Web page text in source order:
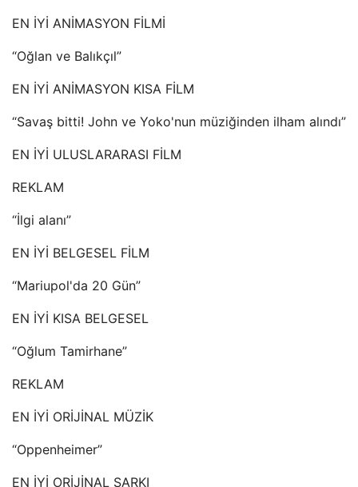
EN İYİ ANİMASYON FİLMİ
“Oğlan ve Balıkçıl”
EN İYİ ANİMASYON KISA FİLM
“Savaş bitti! John ve Yoko'nun müziğinden ilham alındı”
EN İYİ ULUSLARARASI FİLM
REKLAM
“İlgi alanı”
EN İYİ BELGESEL FİLM
“Mariupol'da 20 Gün”
EN İYİ KISA BELGESEL
“Oğlum Tamirhane”
REKLAM
EN İYİ ORİJİNAL MÜZİK
“Oppenheimer”
EN İYİ ORİJİNAL ŞARKI